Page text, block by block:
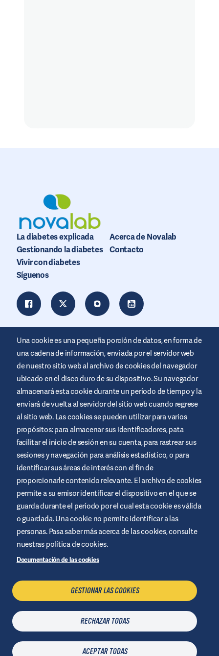
La diabetes explicada
Gestionando la diabetes
Vivir con diabetes
Acerca de Novalab
Contacto
Síguenos
Este sitio web está promocionado por Air Liquide Healthcare
para educar y apoyar a las personas que viven con diabetes. Es
sólo un site informativo, no sustituye las recomendaciones
médicas. Busca siempre el consejo de un profesional de la salud.
Términos y condiciones del sitio web
Política de privacidad
Cookies
Aviso legal
Administrar cookies
Política de Seguridad de la Información
Última actualización06 Agosto
| © Air Liquide Healthcare
Una cookie es una pequeña porción de datos, en forma de
una cadena de información, enviada por el servidor web
de nuestro sitio web al archivo de cookies del navegador
ubicado en el disco duro de su dispositivo. Su navegador
almacenará esta cookie durante un período de tiempo y la
enviará de vuelta al servidor del sitio web cuando regrese
al sitio web. Las cookies se pueden utilizar para varios
propósitos: para almacenar sus identificadores, pata
facilitar el inicio de sesión en su cuenta, para rastrear sus
sesiones y navegación para análisis estadístico, o para
identificar sus áreas de interés con el fin de
proporcionarle contenido relevante. El archivo de cookies
permite a su emisor identificar el dispositivo en el que se
guarda durante el período por el cual esta cookie es válida
o guardada. Una cookie no permite identificar a las
personas. Pasa saber más acerca de las cookies, consulte
nuestras política de cookies.
Documentación de las cookies
GESTIONAR LAS COOKIES
RECHAZAR TODAS
ACEPTAR TODAS